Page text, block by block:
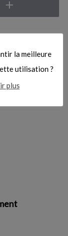
la meilleure
utilisation ?
plus